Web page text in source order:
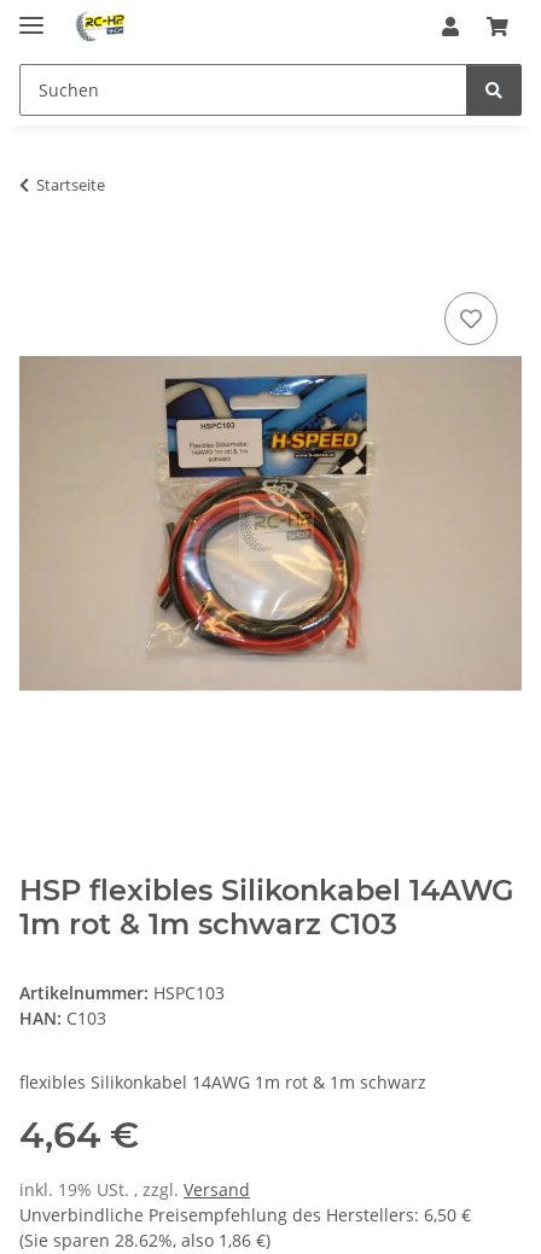
Startseite
HSP flexibles Silikonkabel 14AWG
1m rot & 1m schwarz C103
Artikelnummer: HSPC103
HAN: C103
flexibles Silikonkabel 14AWG 1m rot & 1m schwarz
4,64 €
inkl. 19% USt. , zzgl. Versand
Unverbindliche Preisempfehlung des Herstellers: 6,50 €
(Sie sparen 28.62%, also 1,86 €)